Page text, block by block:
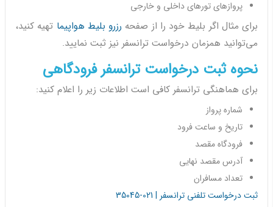
پروازهای تورهای داخلی و خارجی
برای مثال اگر بلیط خود را از صفحه رزرو بلیط هواپیما تهیه کنید،
می‌توانید همزمان درخواست ترانسفر نیز ثبت نمایید.
نحوه ثبت درخواست ترانسفر فرودگاهی
برای هماهنگی ترانسفر کافی است اطلاعات زیر را اعلام کنید:
شماره پرواز
تاریخ و ساعت فرود
فرودگاه مقصد
آدرس مقصد نهایی
تعداد مسافران
ثبت درخواست تلفنی ترانسفر | 021-35045